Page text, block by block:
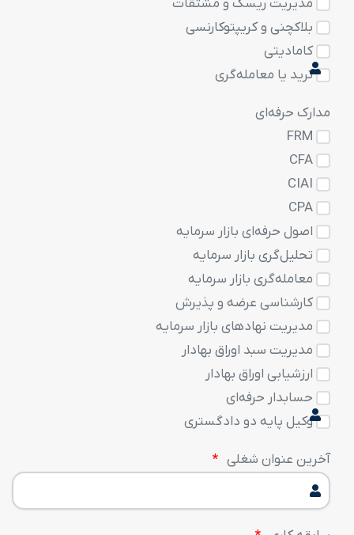
مدیریت ریسک و مشتقات
بلاکچنی و کریپتوکارنسی
کامادیتی
ترید یا معامله‌گری
مدارک حرفه‌ای
FRM
CFA
CIAI
CPA
اصول حرفه‌ای بازار سرمایه
تحلیل‌گری بازار سرمایه
معامله‌گری بازار سرمایه
کارشناسی عرضه و پذیرش
مدیریت نهادهای بازار سرمایه
مدیریت سبد اوراق بهادار
ارزشیابی اوراق بهادار
حسابدار حرفه‌ای
وکیل پایه دو دادگستری
آخرین عنوان شغلی